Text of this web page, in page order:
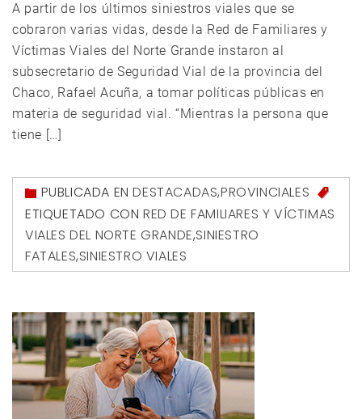
A partir de los últimos siniestros viales que se
cobraron varias vidas, desde la Red de Familiares y
Víctimas Viales del Norte Grande instaron al
subsecretario de Seguridad Vial de la provincia del
Chaco, Rafael Acuña, a tomar políticas públicas en
materia de seguridad vial. “Mientras la persona que
tiene […]
PUBLICADA ENDESTACADAS,PROVINCIALES
ETIQUETADO CON RED DE FAMILIARES Y VÍCTIMAS
VIALES DEL NORTE GRANDE,SINIESTRO
FATALES,SINIESTRO VIALES